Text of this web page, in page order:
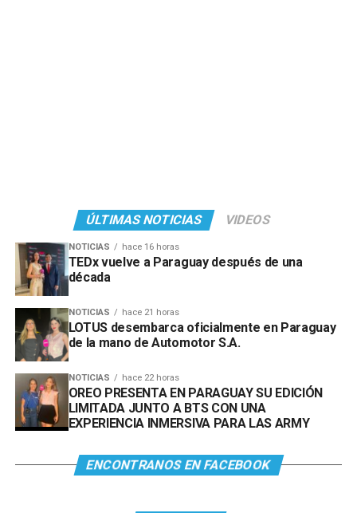
ÚLTIMAS NOTICIAS VIDEOS
NOTICIAS hace 16 horas
TEDx vuelve a Paraguay después de una
década
NOTICIAS hace 21 horas
LOTUS desembarca oficialmente en Paraguay
de la mano de Automotor S.A.
NOTICIAS hace 22 horas
OREO PRESENTA EN PARAGUAY SU EDICIÓN
LIMITADA JUNTO A BTS CON UNA
EXPERIENCIA INMERSIVA PARA LAS ARMY
ENCONTRANOS EN FACEBOOK